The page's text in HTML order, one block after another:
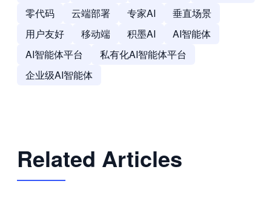
零代码
云端部署 专家AI
垂直场景
用户友好
移动端 积墨AI
AI智能体
AI智能体平台
私有化AI智能体平台
企业级AI智能体
Related Articles